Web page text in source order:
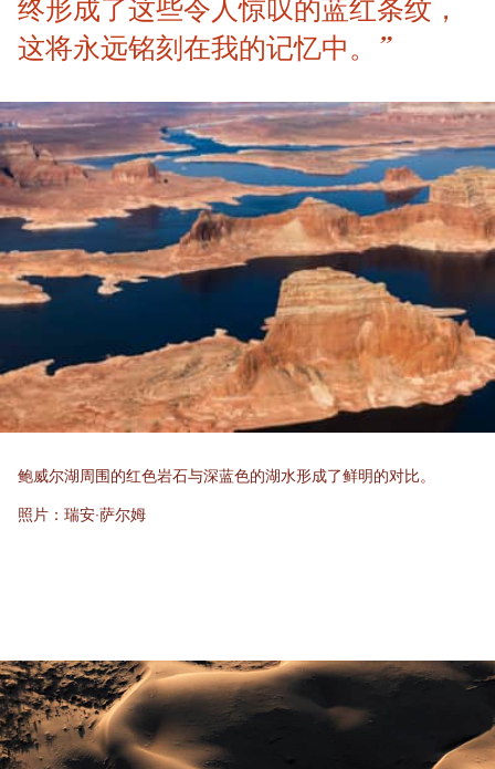
终形成了这些令人惊叹的蓝红条纹，
这将永远铭刻在我的记忆中。”
鲍威尔湖周围的红色岩石与深蓝色的湖水形成了鲜明的对比。
照片：瑞安·萨尔姆